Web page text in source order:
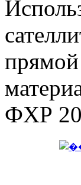
прямой
ФХР